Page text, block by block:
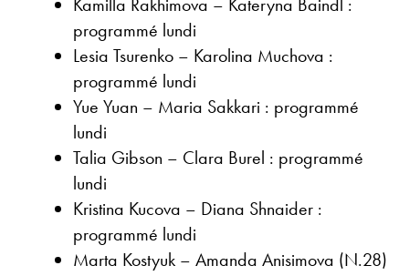
programmé lundi
Lesia Tsurenko – Karolina Muchova :
programmé lundi
Yue Yuan – Maria Sakkari : programmé
lundi
Talia Gibson – Clara Burel : programmé
lundi
Kristina Kucova – Diana Shnaider :
programmé lundi
Marta Kostyuk – Amanda Anisimova (N.28)